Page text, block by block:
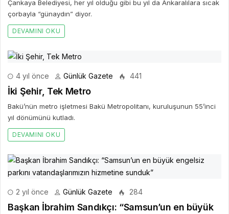
Çankaya Belediyesi, her yıl olduğu gibi bu yıl da Ankaralılara sıcak
çorbayla “günaydın” diyor.
DEVAMINI OKU
4 yıl önce Günlük Gazete 441
İki Şehir, Tek Metro
Bakü’nün metro işletmesi Bakü Metropolitanı, kuruluşunun 55’inci
yıl dönümünü kutladı.
DEVAMINI OKU
2 yıl önce Günlük Gazete 284
Başkan İbrahim Sandıkçı: “Samsun’un en büyük